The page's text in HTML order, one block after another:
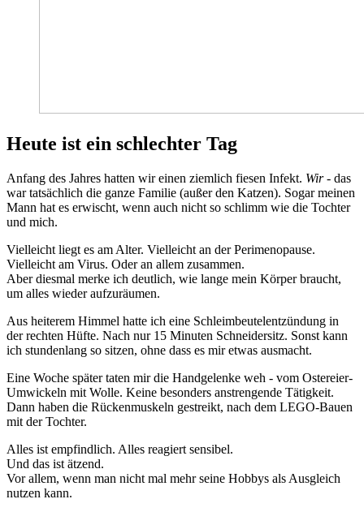
Heute ist ein schlechter Tag
Anfang des Jahres hatten wir einen ziemlich fiesen Infekt. Wir- das
war tatsächlich die ganze Familie (außer den Katzen). Sogar meinen
Mann hat es erwischt, wenn auch nicht so schlimm wie die Tochter
und mich.
Vielleicht liegt es am Alter. Vielleicht an der Perimenopause.
Vielleicht am Virus. Oder an allem zusammen.
Aber diesmal merke ich deutlich, wie lange mein Körper braucht,
um alles wieder aufzuräumen.
Aus heiterem Himmel hatte ich eine Schleimbeutelentzündung in
der rechten Hüfte. Nach nur 15 Minuten Schneidersitz. Sonst kann
ich stundenlang so sitzen, ohne dass es mir etwas ausmacht.
Eine Woche später taten mir die Handgelenke weh - vom Ostereier-
Umwickeln mit Wolle. Keine besonders anstrengende Tätigkeit.
Dann haben die Rückenmuskeln gestreikt, nach dem LEGO-Bauen
mit der Tochter.
Alles ist empfindlich. Alles reagiert sensibel.
Und das ist ätzend.
Vor allem, wenn man nicht mal mehr seine Hobbys als Ausgleich
nutzen kann.